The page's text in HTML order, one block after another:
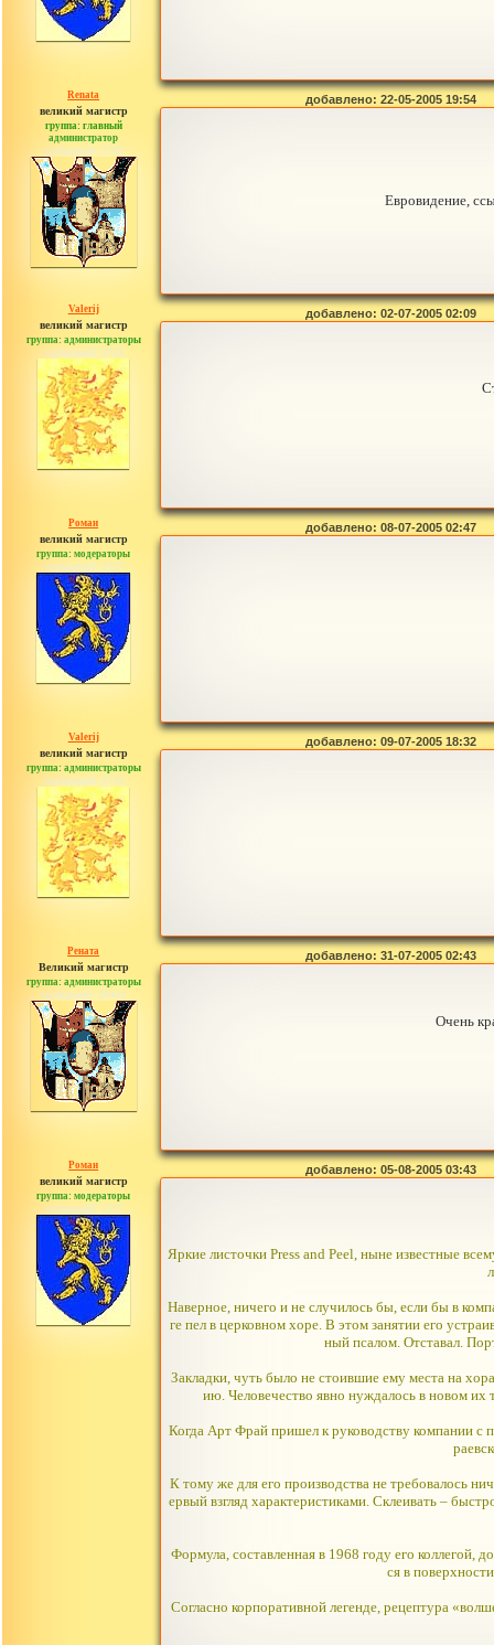
Renata
великий магистр
группа: главный
администратор
сообщений: 2765
добавлено: 22-05-2005 19:54
Евровидение,
Valerij
великий магистр
группа: администраторы
сообщений: 3753
добавлено: 02-07-2005 02:09
Роман
великий магистр
группа: модераторы
сообщений: 1557
добавлено: 08-07-2005 02:47
Valerij
великий магистр
группа: администраторы
сообщений: 3753
добавлено: 09-07-2005 18:32
Рената
Великий магистр
группа: администраторы
сообщений: 30442
добавлено: 31-07-2005 02:43
Очень
Роман
великий магистр
группа: модераторы
сообщений: 1557
добавлено: 05-08-2005 03:43
Яркие листочки Press and Peel, ныне известные
Наверное, ничего и не случилось бы, если бы в
ге пел в церковном хоре. В этом занятии его
ный псалом. Отставал.
Закладки, чуть было не стоившие ему места на
ию. Человечество явно нуждалось в новом их
Когда Арт Фрай пришел к руководству компании с
К тому же для его производства не требовалось
ервый взгляд характеристиками. Склеивать –
Формула, составленная в 1968 году его коллегой,
ся в
Согласно корпоративной легенде, рецептура